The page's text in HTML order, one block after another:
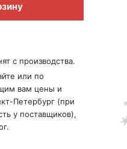
с производства.
или по
вам цены и
Петербург (при
у поставщиков),